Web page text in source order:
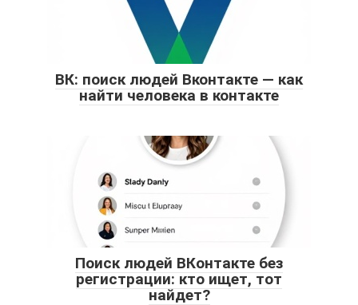
ВК: поиск людей Вконтакте — как
найти человека в контакте
Поиск людей ВКонтакте без
регистрации: кто ищет, тот
найдет?